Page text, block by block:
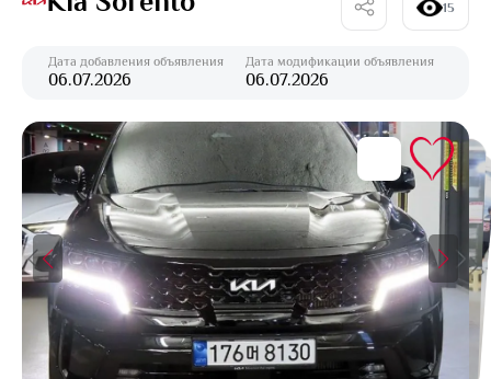
15
Дата добавления объявления
06.07.2026
Дата модификации объявления
06.07.2026